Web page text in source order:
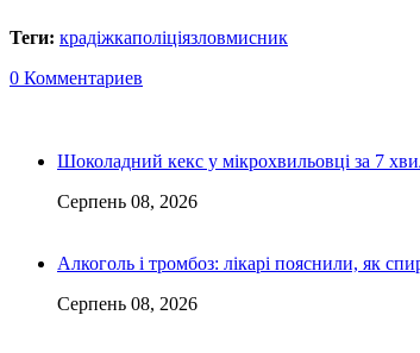
Теги: крадіжкаполіціязловмисник
0 Комментариев
Шоколадний кекс у мікрохвильовці за 7
Серпень 08, 2026
Алкоголь і тромбоз: лікарі пояснили, як
Серпень 08, 2026